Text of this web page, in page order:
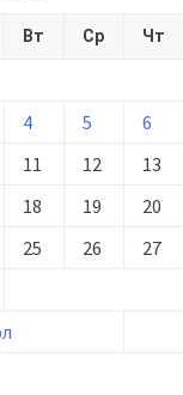
Вт Ср Чт
4 5 6
11 12 13
18 19 20
25 26 27